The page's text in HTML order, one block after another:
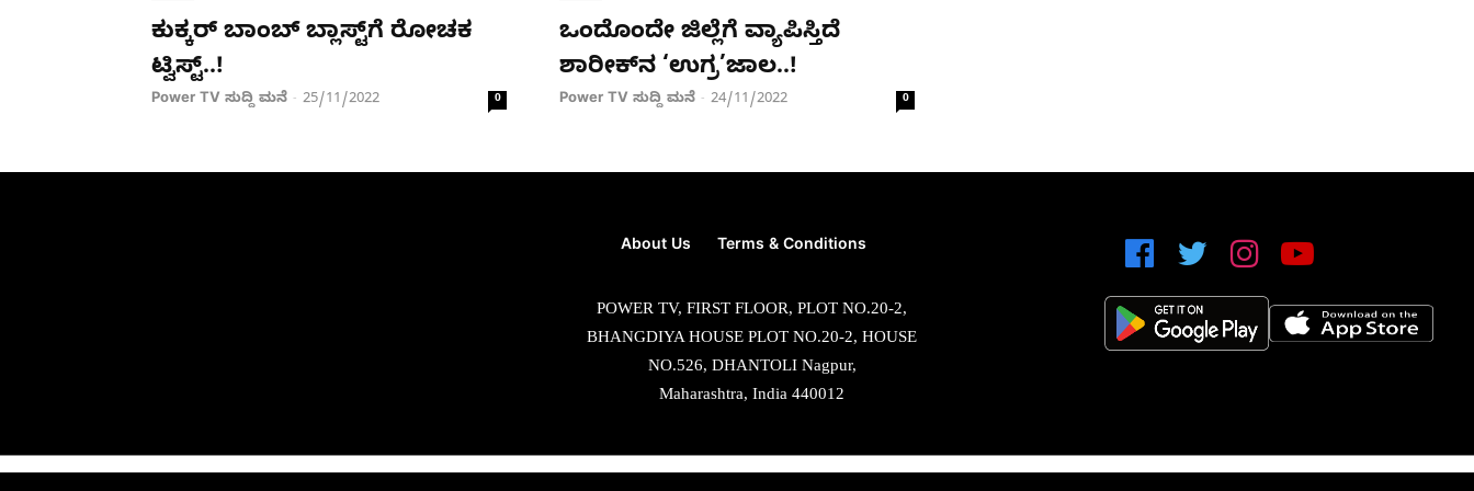
ಕುಕ್ಕರ್​ ಬಾಂಬ್​ ಬ್ಲಾಸ್ಟ್​ಗೆ ರೋಚಕ
ಟ್ವಿಸ್ಟ್​​..!
Power TV ಸುದ್ದಿ ಮನೆ - 25/11/2022 0
ಒಂದೊಂದೇ ಜಿಲ್ಲೆಗೆ ವ್ಯಾಪಿಸ್ತಿದೆ
ಶಾರೀಕ್​ನ ‘ಉಗ್ರ’ಜಾಲ..!
Power TV ಸುದ್ದಿ ಮನೆ - 24/11/2022 0
About Us Terms & Conditions
POWER TV, FIRST FLOOR, PLOT NO.20-2,
BHANGDIYA HOUSE PLOT NO.20-2, HOUSE
NO.526, DHANTOLI Nagpur,
Maharashtra, India 440012